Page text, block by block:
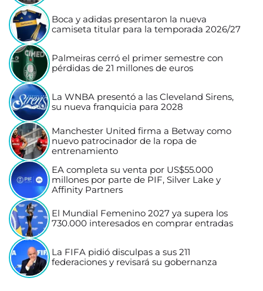
Boca y adidas presentaron la nueva
camiseta titular para la temporada 2026/27
Palmeiras cerró el primer semestre con
pérdidas de 21 millones de euros
La WNBA presentó a las Cleveland Sirens,
su nueva franquicia para 2028
Manchester United firma a Betway como
nuevo patrocinador de la ropa de
entrenamiento
EA completa su venta por US$55.000
millones por parte de PIF, Silver Lake y
Affinity Partners
El Mundial Femenino 2027 ya supera los
730.000 interesados en comprar entradas
La FIFA pidió disculpas a sus 211
federaciones y revisará su gobernanza